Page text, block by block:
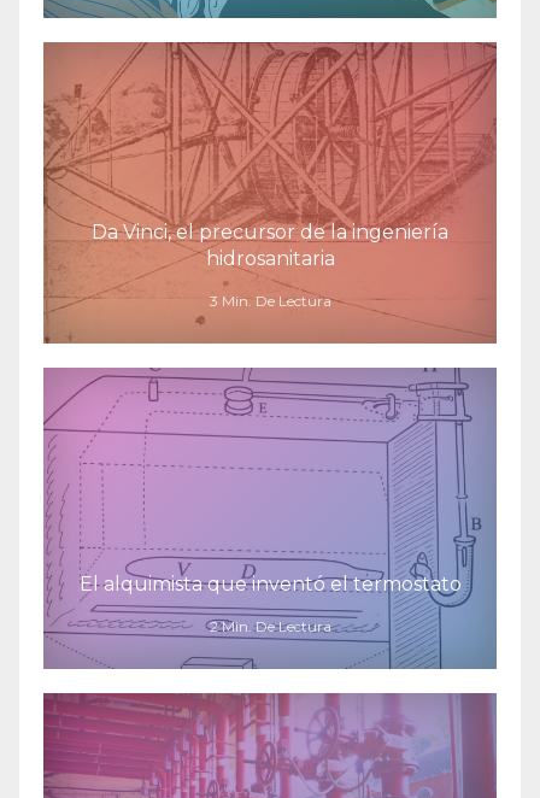
Da Vinci, el precursor de la ingeniería
hidrosanitaria
3 Min. De Lectura
El alquimista que inventó el termostato
2 Min. De Lectura